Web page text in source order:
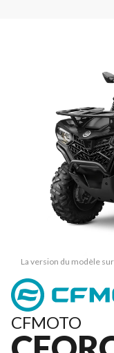
La version du modèle
CFMOTO